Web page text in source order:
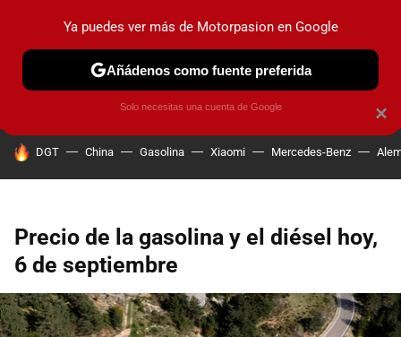
PRUEBAS COCHES ELÉCTRICOS OBSERVATORIO
HOY SE HABLA DE
DGT China Gasolina Xiaomi Mercedes-Benz
Precio de la gasolina y el diésel hoy,
6 de septiembre
×
Ya puedes ver más de Motorpasion en Google
Añádenos como fuente preferida
Solo necesitas una cuenta de Google